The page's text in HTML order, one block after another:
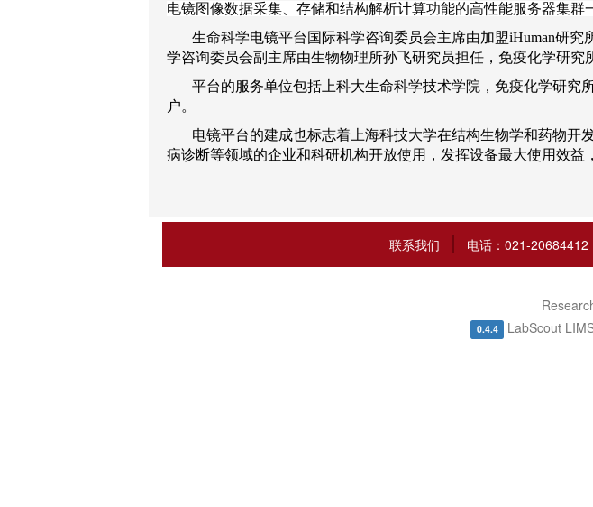
电镜图像数据采集、存储和结构解析计算功能的高性能服务器集
生命科学电镜平台国际科学咨询委员会主席由加盟iHuman研究
学咨询委员会副主席由生物物理所孙飞研究员担任，免疫化学研究
平台的服务单位包括上科大生命科学技术学院，免疫化学研究所
户。
电镜平台的建成也标志着上海科技大学在结构生物学和药物
病诊断等领域的企业和科研机构开放使用，发挥设备最大使用效益
联系我们 电话：021-20684412
0.4.4 LabScout